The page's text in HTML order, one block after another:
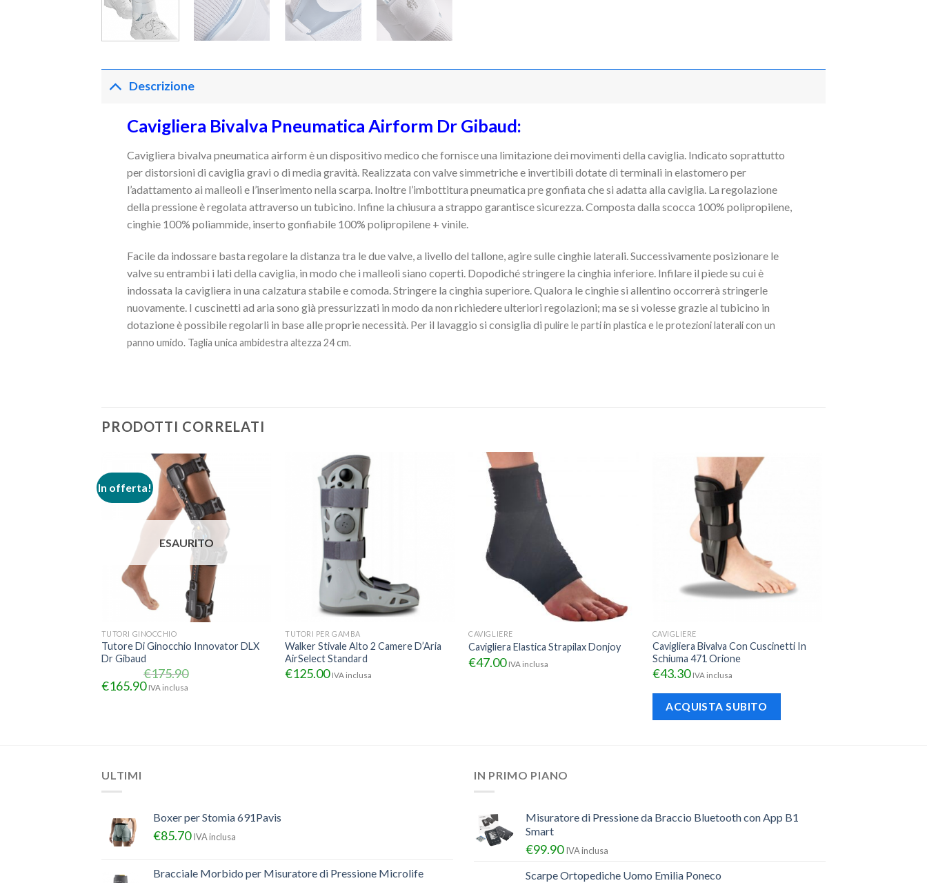
Descrizione
Cavigliera Bivalva Pneumatica Airform Dr Gibaud:
Cavigliera bivalva pneumatica airform è un dispositivo medico che fornisce una limitazione dei movimenti della caviglia. Indicato soprattutto
per distorsioni di caviglia gravi o di media gravità. Realizzata con valve simmetriche e invertibili dotate di terminali in elastomero per
l’adattamento ai malleoli e l’inserimento nella scarpa. Inoltre l’imbottitura pneumatica pre gonfiata che si adatta alla caviglia. La regolazione
della pressione è regolata attraverso un tubicino. Infine la chiusura a strappo garantisce sicurezza. Composta dalla scocca 100% polipropilene,
cinghie 100% poliammide, inserto gonfiabile 100% polipropilene + vinile.
Facile da indossare basta regolare la distanza tra le due valve, a livello del tallone, agire sulle cinghie laterali. Successivamente posizionare le
valve su entrambi i lati della caviglia, in modo che i malleoli siano coperti. Dopodiché stringere la cinghia inferiore. Infilare il piede su cui è
indossata la cavigliera in una calzatura stabile e comoda. Stringere la cinghia superiore. Qualora le cinghie si allentino occorrerà stringerle
nuovamente. I cuscinetti ad aria sono già pressurizzati in modo da non richiedere ulteriori regolazioni; ma se si volesse grazie al tubicino in
dotazione è possibile regolarli in base alle proprie necessità. Per il lavaggio si consiglia di pulire le parti in plastica e le protezioni laterali con un
panno umido. Taglia unica ambidestra altezza 24 cm.
PRODOTTI CORRELATI
In offerta!
ESAURITO
TUTORI GINOCCHIO
Tutore Di Ginocchio Innovator DLX
Dr Gibaud
€175.90
€165.90 IVA inclusa
TUTORI PER GAMBA
Walker Stivale Alto 2 Camere D’Aria
AirSelect Standard
€125.00 IVA inclusa
CAVIGLIERE
Cavigliera Elastica Strapilax Donjoy
€47.00 IVA inclusa
CAVIGLIERE
Cavigliera Bivalva Con Cuscinetti In
Schiuma 471 Orione
€43.30 IVA inclusa
ACQUISTA SUBITO
ULTIMI
Boxer per Stomia 691Pavis
€85.70 IVA inclusa
Bracciale Morbido per Misuratore di Pressione Microlife
IN PRIMO PIANO
Misuratore di Pressione da Braccio Bluetooth con App B1
Smart
€99.90 IVA inclusa
Scarpe Ortopediche Uomo Emilia Poneco